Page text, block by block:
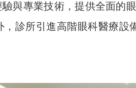
與專業技術，提供全面的
診所引進高階眼科醫療